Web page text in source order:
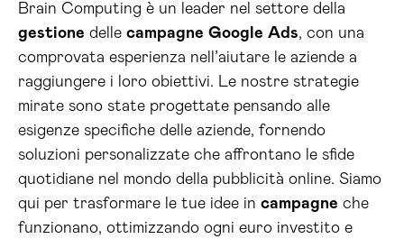
Brain Computing è un leader nel settore della
gestione delle campagne Google Ads, con una
comprovata esperienza nell’aiutare le aziende a
raggiungere i loro obiettivi. Le nostre strategie
mirate sono state progettate pensando alle
esigenze specifiche delle aziende, fornendo
soluzioni personalizzate che affrontano le sfide
quotidiane nel mondo della pubblicità online. Siamo
qui per trasformare le tue idee in campagne che
funzionano, ottimizzando ogni euro investito e